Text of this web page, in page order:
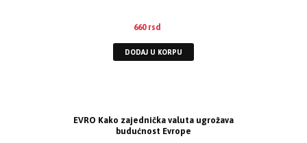
660 rsd
DODAJ U KORPU
EVRO Kako zajednička valuta ugrožava
budućnost Evrope